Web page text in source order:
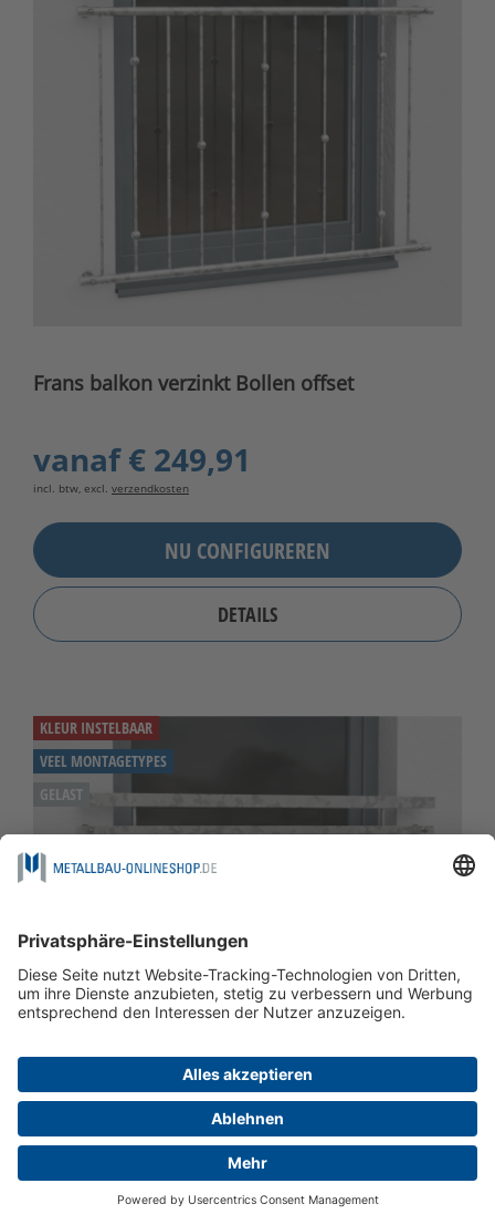
Frans balkon verzinkt Bollen offset
vanaf€ 249,91
incl. btw, excl. verzendkosten
NU CONFIGUREREN
DETAILS
KLEUR INSTELBAAR
VEEL MONTAGETYPES
GELAST
Frans balkon verzinkt 5-hoekig ornament